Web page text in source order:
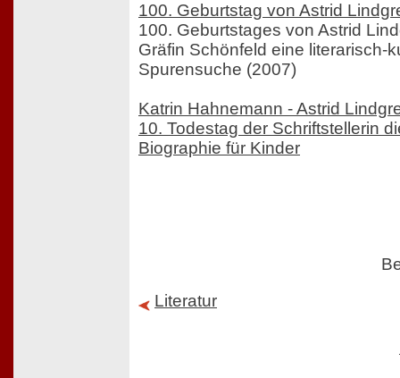
100. Geburtstag von Astrid
100. Geburtstages von Astrid
Gräfin Schönfeld eine literarisch-
Spurensuche (2007)
Katrin Hahnemann - Astrid
10. Todestag der Schriftstellerin
Biographie für Kinder
Literatur